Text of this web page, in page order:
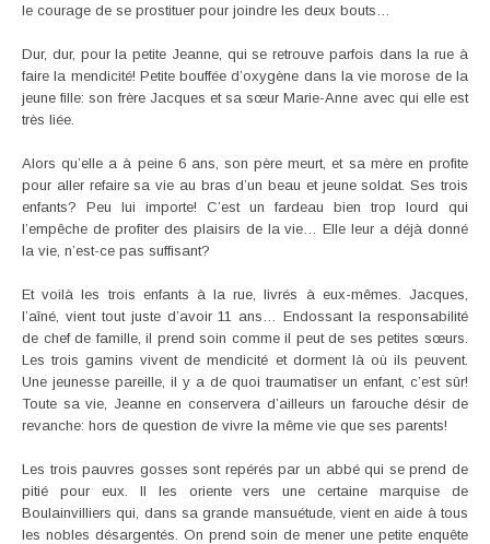
le courage de se prostituer pour joindre les deux bouts…
Dur, dur, pour la petite Jeanne, qui se retrouve parfois dans la rue à
faire la mendicité! Petite bouffée d’oxygène dans la vie morose de la
jeune fille: son frère Jacques et sa sœur Marie-Anne avec qui elle est
très liée.
Alors qu’elle a à peine 6 ans, son père meurt, et sa mère en profite
pour aller refaire sa vie au bras d’un beau et jeune soldat. Ses trois
enfants? Peu lui importe! C’est un fardeau bien trop lourd qui
l’empêche de profiter des plaisirs de la vie… Elle leur a déjà donné
la vie, n’est-ce pas suffisant?
Et voilà les trois enfants à la rue, livrés à eux-mêmes. Jacques,
l’aîné, vient tout juste d’avoir 11 ans… Endossant la responsabilité
de chef de famille, il prend soin comme il peut de ses petites sœurs.
Les trois gamins vivent de mendicité et dorment là où ils peuvent.
Une jeunesse pareille, il y a de quoi traumatiser un enfant, c’est sûr!
Toute sa vie, Jeanne en conservera d’ailleurs un farouche désir de
revanche: hors de question de vivre la même vie que ses parents!
Les trois pauvres gosses sont repérés par un abbé qui se prend de
pitié pour eux. Il les oriente vers une certaine marquise de
Boulainvilliers qui, dans sa grande mansuétude, vient en aide à tous
les nobles désargentés. On prend soin de mener une petite enquête